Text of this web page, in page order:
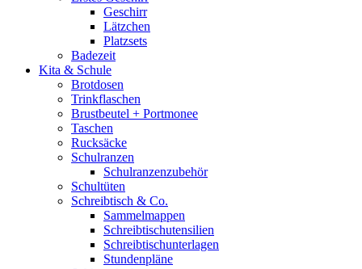
Geschirr
Lätzchen
Platzsets
Badezeit
Kita & Schule
Brotdosen
Trinkflaschen
Brustbeutel + Portmonee
Taschen
Rucksäcke
Schulranzen
Schulranzenzubehör
Schultüten
Schreibtisch & Co.
Sammelmappen
Schreibtischutensilien
Schreibtischunterlagen
Stundenpläne